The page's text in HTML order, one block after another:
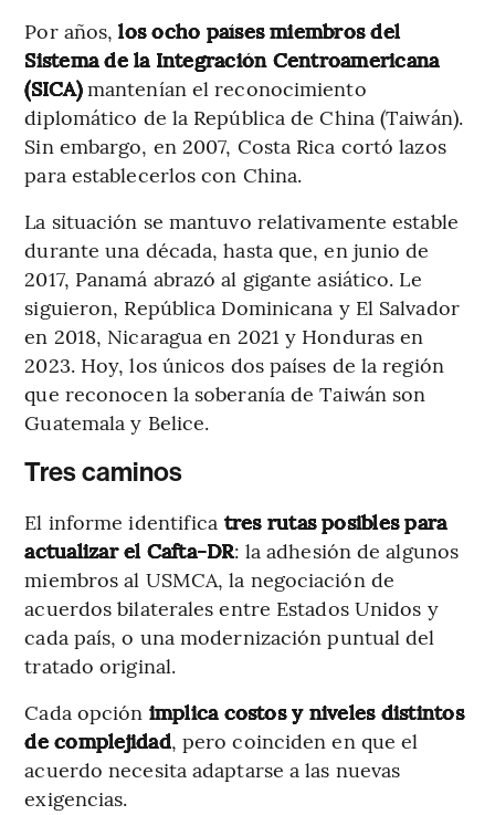
Por años,los ocho países miembros del
Sistema de la Integración Centroamericana
(SICA)mantenían el reconocimiento
diplomático de la República de China (Taiwán).
Sin embargo, en 2007, Costa Rica cortó lazos
para establecerlos con China.
La situación se mantuvo relativamente estable
durante una década, hasta que, en junio de
2017, Panamá abrazó al gigante asiático. Le
siguieron, República Dominicana y El Salvador
en 2018, Nicaragua en 2021 y Honduras en
2023. Hoy, los únicos dos países de la región
que reconocen la soberanía de Taiwán son
Guatemala y Belice.
Tres caminos
El informe identifica tres rutas posibles para
actualizar el Cafta-DR: la adhesión de algunos
miembros al USMCA, la negociación de
acuerdos bilaterales entre Estados Unidos y
cada país, o una modernización puntual del
tratado original.
Cada opción implica costos y niveles distintos
de complejidad, pero coinciden en que el
acuerdo necesita adaptarse a las nuevas
exigencias.